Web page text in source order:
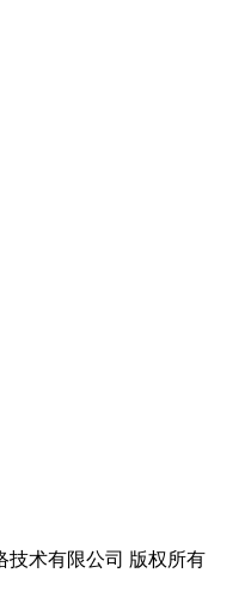
技术有限公司 版权所有